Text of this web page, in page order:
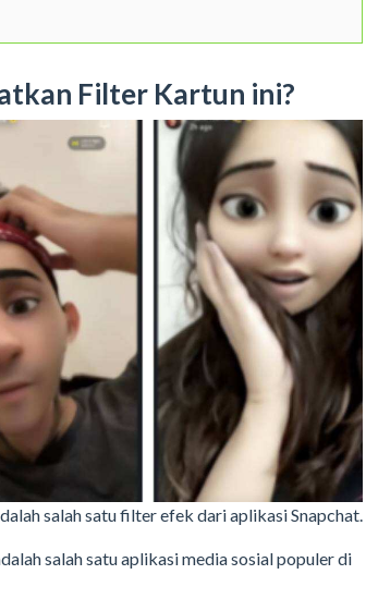
Filter Kartun ini?
salah satu filter efek dari aplikasi Snapchat.
salah satu aplikasi media sosial populer di